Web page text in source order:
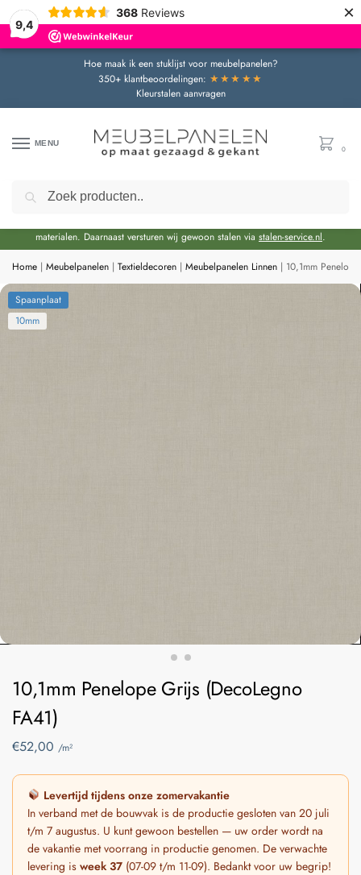
9,4
368 Reviews ×
Hoe maak ik een stuklijst voor meubelpanelen?
350+ klantbeoordelingen: ★★★★★
Kleurstalen aanvragen
MENU
0
Door de bouwvakperiode geldt momenteel een extra levertijd van circa 3 weken
materialen. Daarnaast versturen wij gewoon stalen via stalen-service.nl.
Home | Meubelpanelen | Textieldecoren | Meubelpanelen Linnen | 10,1mm
Spaanplaat
10mm
10,1mm Penelope Grijs (DecoLegno
FA41)
€52,00 /m²
Levertijd tijdens onze zomervakantie
In verband met de bouwvak is de productie gesloten van 20 juli
t/m 7 augustus. U kunt gewoon bestellen — uw order wordt na
de vakantie met voorrang in productie genomen. De verwachte
levering is week 37 (07-09 t/m 11-09). Bedankt voor uw begrip!